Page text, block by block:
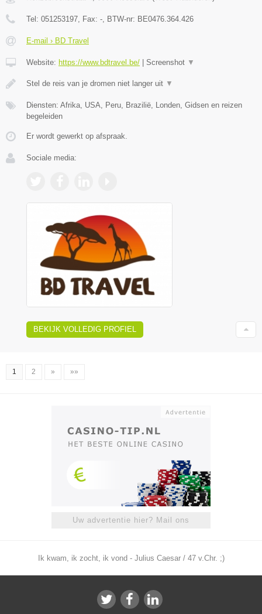
Tel: 051253197, Fax: -, BTW-nr: BE0476.364.426
E-mail › BD Travel
Website: https://www.bdtravel.be/ Screenshot ▼
Stel de reis van je dromen niet langer uit ▼
Diensten: Afrika, USA, Peru, Brazilië, Londen, Gidsen en reizen
begeleiden
Er wordt gewerkt op afspraak.
Sociale media:
BEKIJK VOLLEDIG PROFIEL
1 2 » »»
Uw advertentie hier? Mail ons
Ik kwam, ik zocht, ik vond - Julius Caesar / 47 v.Chr. ;)